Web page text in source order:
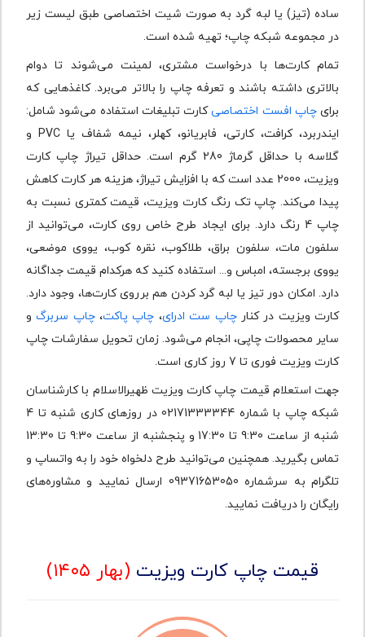
ساده (تیز) یا لبه گرد به صورت شیت اختصاصی طبق لیست زیر
در مجموعه شبکه چاپ؛ تهیه شده است.
تمام کارت‌ها با درخواست مشتری، لمینت می‌شوند تا دوام
بالاتری داشته باشند و تعرفه چاپ را بالاتر می‌برد. کاغذهایی که
برایچاپ افست اختصاصیکارت تبلیغات استفاده می‌شود شامل:
ایندربرد، کرافت، کارتی، فابریانو، کهلر، نیمه شفاف یا PVC و
گلاسه با حداقل گرماژ 280 گرم است. حداقل تیراژ چاپ کارت
ویزیت، 2000 عدد است که با افزایش تیراژ، هزینه هر کارت کاهش
پیدا می‌کند. چاپ تک رنگ کارت ویزیت، قیمت کمتری نسبت به
چاپ 4 رنگ دارد. برای ایجاد طرح خاص روی کارت، می‌توانید از
سلفون مات، سلفون براق، طلاکوب، نقره کوب، یووی موضعی،
یووی برجسته، امباس و... استفاده کنید که هرکدام قیمت جداگانه
دارد. امکان دور تیز یا لبه گرد کردن هم برروی کارت‌ها، وجود دارد.
کارت ویزیت در کنار چاپ ست ادرای، چاپ پاکت،چاپ سربرگو
سایر محصولات چاپی، انجام می‌شود. زمان تحویل سفارشات چاپ
کارت ویزیت فوری تا 7 روز کاری است.
جهت استعلام قیمت چاپ کارت ویزیت ظهیرالاسلام با کارشناسان
شبکه چاپ با شماره 02171333344 در روزهای کاری شنبه تا 4
شنبه از ساعت 9:30 تا 17:30 و پنجشنبه از ساعت 9:30 تا 13:30
تماس بگیرید. همچنین می‌توانید طرح دلخواه خود را به واتساپ و
تلگرام به سرشماره 09371653050 ارسال نمایید و مشاوره‌‌های
رایگان را دریافت نمایید.
قیمت چاپ کارت ویزیت (بهار ۱۴۰۵)